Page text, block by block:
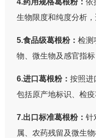
4.药用规格葛根粉：依
生物限度和纯度分析，
5.食品级葛根粉：检测
物、微生物及感官指
6.进口葛根粉：按照进
包括原产地标识、检疫
7.出口标准葛根粉：针
属、农药残留及微生